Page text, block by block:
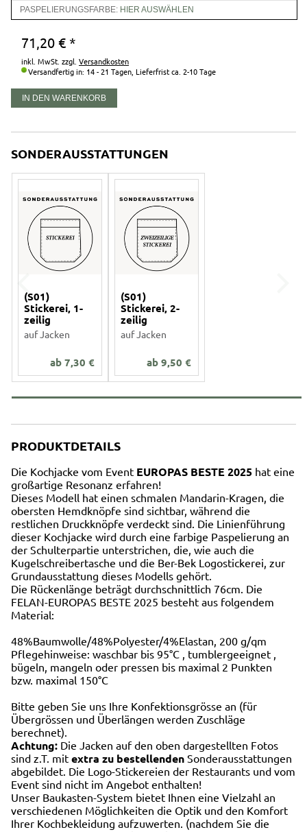
PASPELIERUNGSFARBE: HIER AUSWÄHLEN
71,20 € *
inkl. MwSt. zzgl. Versandkosten
Versandfertig in: 14 - 21 Tagen, Lieferfrist ca. 2-10 Tage
IN DEN WARENKORB
SONDERAUSSTATTUNGEN
(S01)
Stickerei, 1-
zeilig
auf Jacken
ab7,30 €
(S01)
Stickerei, 2-
zeilig
auf Jacken
ab9,50 €
PRODUKTDETAILS
Die Kochjacke vom Event EUROPAS BESTE 2025 hat eine
großartige Resonanz erfahren!
Dieses Modell hat einen schmalen Mandarin-Kragen, die
obersten Hemdknöpfe sind sichtbar, während die
restlichen Druckknöpfe verdeckt sind. Die Linienführung
dieser Kochjacke wird durch eine farbige Paspelierung an
der Schulterpartie unterstrichen, die, wie auch die
Kugelschreibertasche und die Ber-Bek Logostickerei, zur
Grundausstattung dieses Modells gehört.
Die Rückenlänge beträgt durchschnittlich 76cm. Die
FELAN-EUROPAS BESTE 2025 besteht aus folgendem
Material:
48%Baumwolle/48%Polyester/4%Elastan, 200 g/qm
Pflegehinweise: waschbar bis 95°C , tumblergeeignet ,
bügeln, mangeln oder pressen bis maximal 2 Punkten
bzw. maximal 150°C
Bitte geben Sie uns Ihre Konfektionsgrösse an (für
Übergrössen und Überlängen werden Zuschläge
berechnet).
Achtung: Die Jacken auf den oben dargestellten Fotos
sind z.T. mit extra zu bestellenden Sonderausstattungen
abgebildet. Die Logo-Stickereien der Restaurants und vom
Event sind nicht im Angebot enthalten!
Unser Baukasten-System bietet Ihnen eine Vielzahl an
verschiedenen Möglichkeiten die Optik und den Komfort
Ihrer Kochbekleidung aufzuwerten. (nachdem Sie die